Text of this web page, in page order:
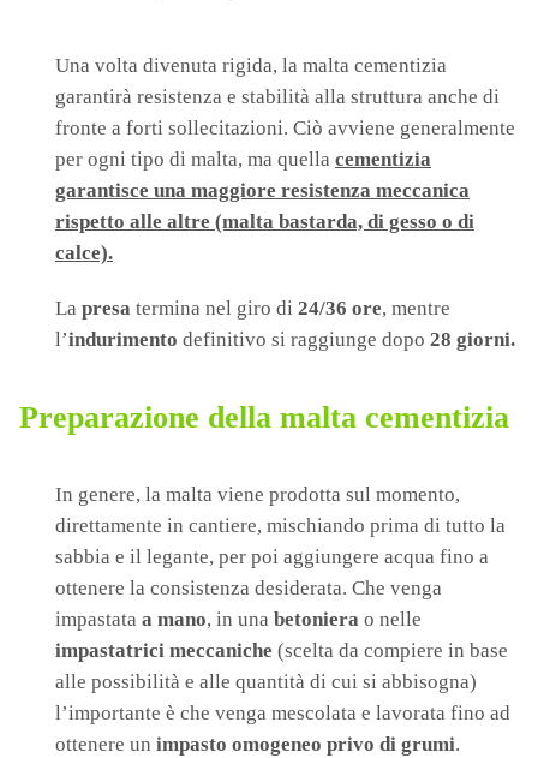
Una volta divenuta rigida, la malta cementizia
garantirà resistenza e stabilità alla struttura anche di
fronte a forti sollecitazioni. Ciò avviene generalmente
per ogni tipo di malta, ma quella cementizia
garantisce una maggiore resistenza meccanica
rispetto alle altre (malta bastarda, di gesso o di
calce).
La presa termina nel giro di 24/36 ore, mentre
l’indurimento definitivo si raggiunge dopo 28 giorni.
Preparazione della malta cementizia
In genere, la malta viene prodotta sul momento,
direttamente in cantiere, mischiando prima di tutto la
sabbia e il legante, per poi aggiungere acqua fino a
ottenere la consistenza desiderata. Che venga
impastata a mano, in una betoniera o nelle
impastatrici meccaniche (scelta da compiere in base
alle possibilità e alle quantità di cui si abbisogna)
l’importante è che venga mescolata e lavorata fino ad
ottenere un impasto omogeneo privo di grumi.